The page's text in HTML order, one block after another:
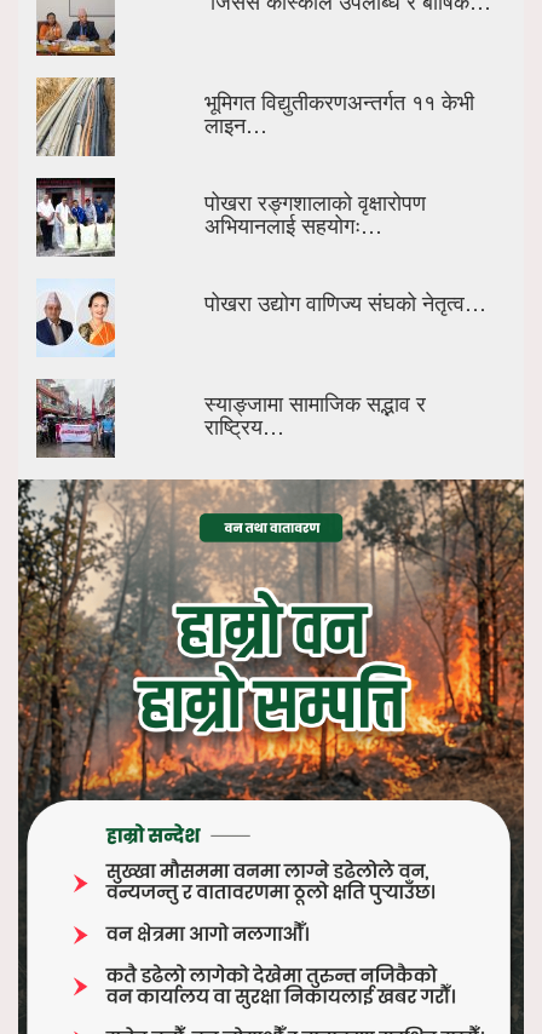
भूमिगत विद्युतीकरणअन्तर्गत ११ केभी
लाइन…
पोखरा रङ्गशालाको वृक्षारोपण
अभियानलाई सहयोगः…
पोखरा उद्योग वाणिज्य संघको नेतृत्व…
स्याङ्जामा सामाजिक सद्भाव र
राष्ट्रिय…